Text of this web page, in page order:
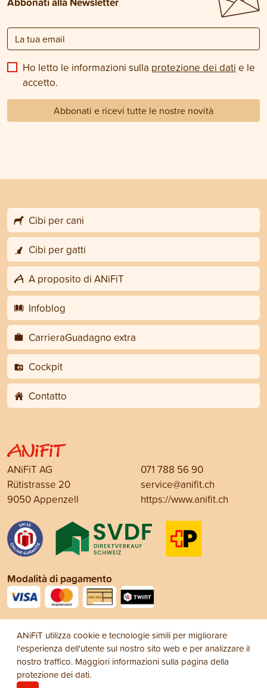
Ho letto le informazioni sulla protezione dei dati e le
accetto.
Abbonati e ricevi tutte le nostre novità
Cibi per cani
Cibi per gatti
A proposito di ANiFiT
Infoblog
CarrieraGuadagno extra
Cockpit
Contatto
ANiFiT AG
Rütistrasse 20
9050 Appenzell
071 788 56 90
service@anifit.ch
https://www.anifit.ch
Modalità di pagamento
ANiFiT utilizza cookie e tecnologie simili per migliorare
l'esperienza dell'utente sul nostro sito web e per analizzare il
nostro traffico. Maggiori informazioni sulla pagina della
protezione dei dati.